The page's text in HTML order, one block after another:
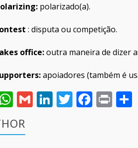
polarizado(a).
: disputa ou competição.
office:outra maneira de dizer
apoiadores (também é
WhatsApp
GmailLinkedIn
TwitterPrint